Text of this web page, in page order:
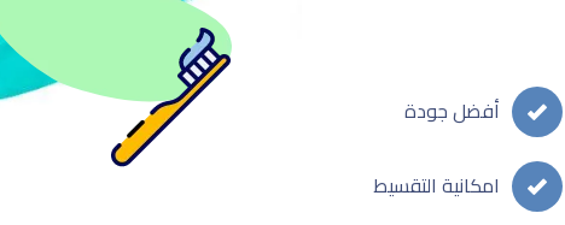
أفضل جودة
امكانية التقسيط